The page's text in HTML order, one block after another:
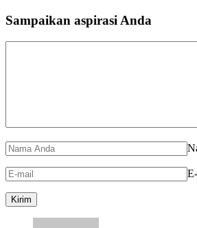
Sampaikan aspirasi Anda